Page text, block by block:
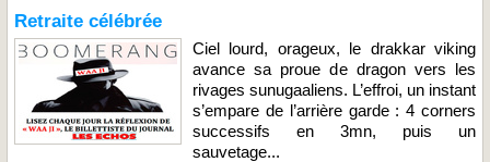
Retraite célébrée
Ciel lourd, orageux, le drakkar viking
avance sa proue de dragon vers les
rivages sunugaaliens. L’effroi, un instant
s’empare de l’arrière garde : 4 corners
successifs en 3mn, puis un
sauvetage...